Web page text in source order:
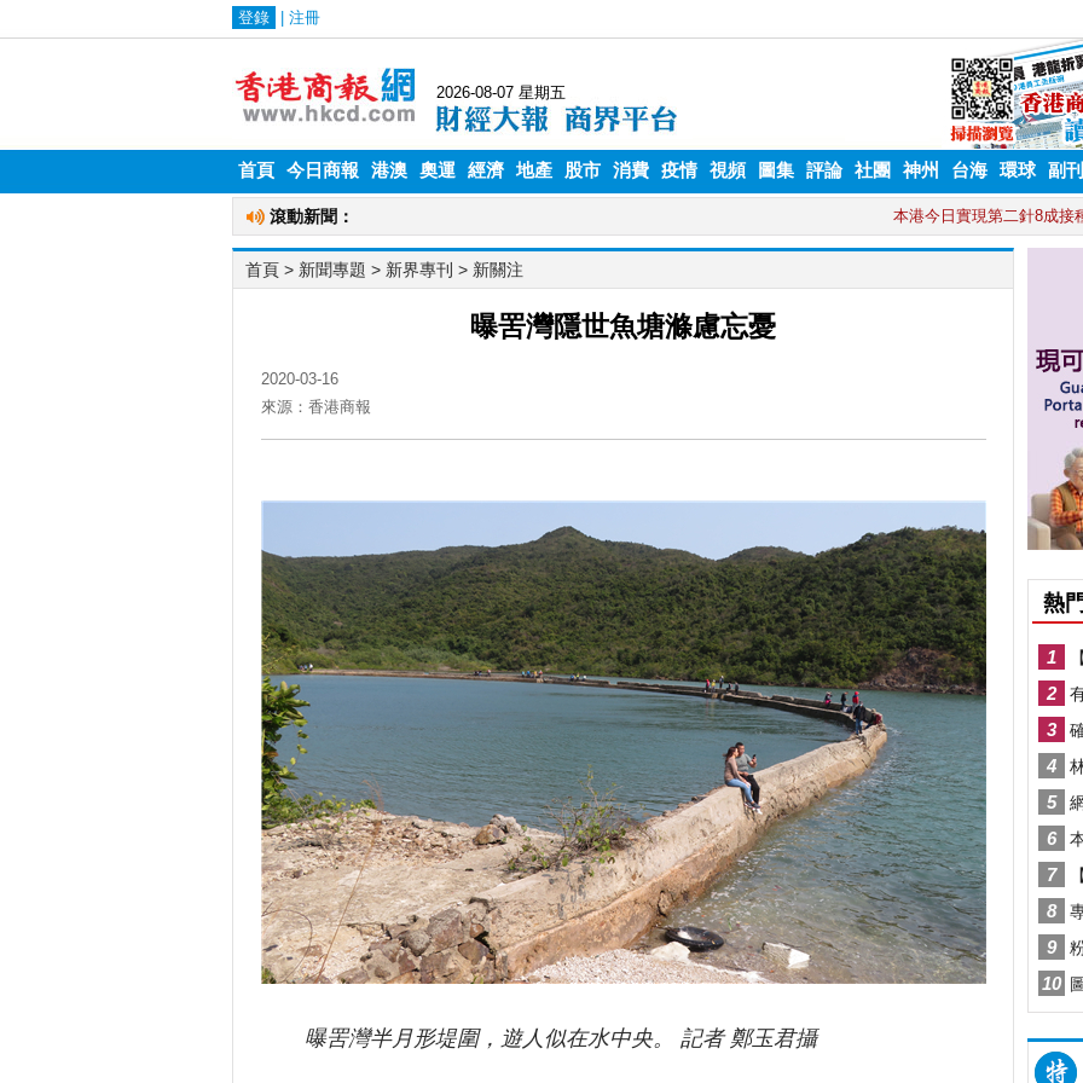
首頁 今日商報 港澳 奧運 經濟 地產 股市 消費 疫情 視頻 圖集 評論 社團 神州 台海 環球 副刊
首頁 > 新聞專題 > 新界專刊 > 新關注
曝罟灣隱世魚塘滌慮忘憂
2020-03-16
來源：香港商報
曝罟灣半月形堤圍，遊人似在水中央。 記者 鄭玉君攝